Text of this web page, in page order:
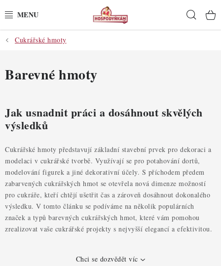
na
POTŘEBY
POMŮCKY
DEKORACE
PRO OSLAVY
DO KUCHYNĚ
POCHUTINY
ZDRAVÉ PEČENÍ
Cukrářské hmoty
Barevné hmoty
Jak usnadnit práci a dosáhnout skvělých
výsledků
Cukrářské hmoty představují základní stavební prvek pro dekoraci a
modelaci v cukrářské tvorbě. Využívají se pro potahování dortů,
modelování figurek a jiné dekorativní účely. S příchodem předem
zabarvených cukrářských hmot se otevřela nová dimenze možností
pro cukráře, kteří chtějí ušetřit čas a zároveň dosáhnout dokonalého
výsledku. V tomto článku se podíváme na několik populárních
značek a typů barevných cukrářských hmot, které vám pomohou
zrealizovat vaše cukrářské projekty s nejvyšší elegancí a efektivitou.
Chci se dozvědět víc